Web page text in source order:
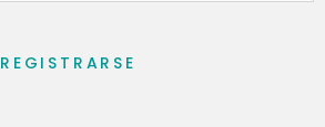
REGISTRARSE